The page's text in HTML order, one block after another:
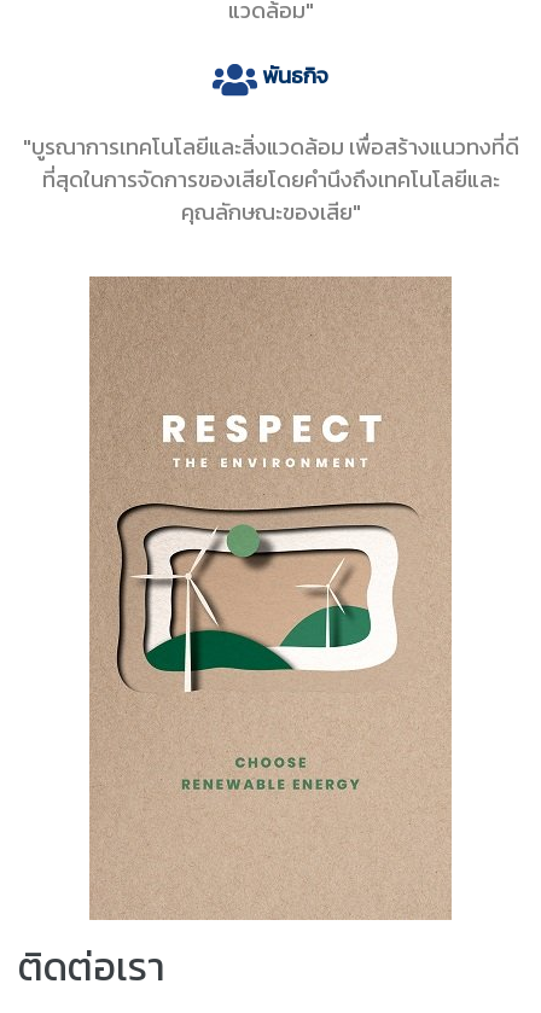
แวดล้อม"
พันธกิจ
"บูรณาการเทคโนโลยีและสิ่งแวดล้อม เพื่อสร้างแนวทงที่ดี
ที่สุดในการจัดการของเสียโดยคำนึงถึงเทคโนโลยีและ
คุณลักษณะของเสีย"
ติดต่อเรา